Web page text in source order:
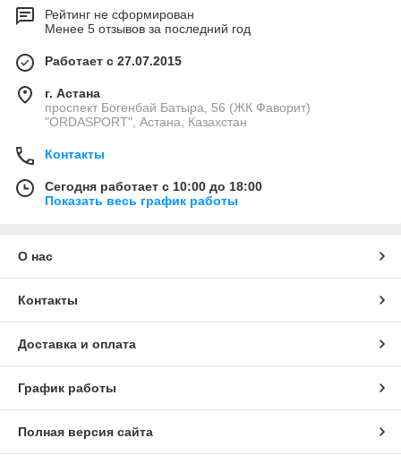
Рейтинг не сформирован
Менее 5 отзывов за последний год
Работает с 27.07.2015
г. Астана
проспект Богенбай Батыра, 56 (ЖК Фаворит)
"ORDASPORT", Астана, Казахстан
Контакты
Сегодня работает с 10:00 до 18:00
Показать весь график работы
О нас
Контакты
Доставка и оплата
График работы
Полная версия сайта